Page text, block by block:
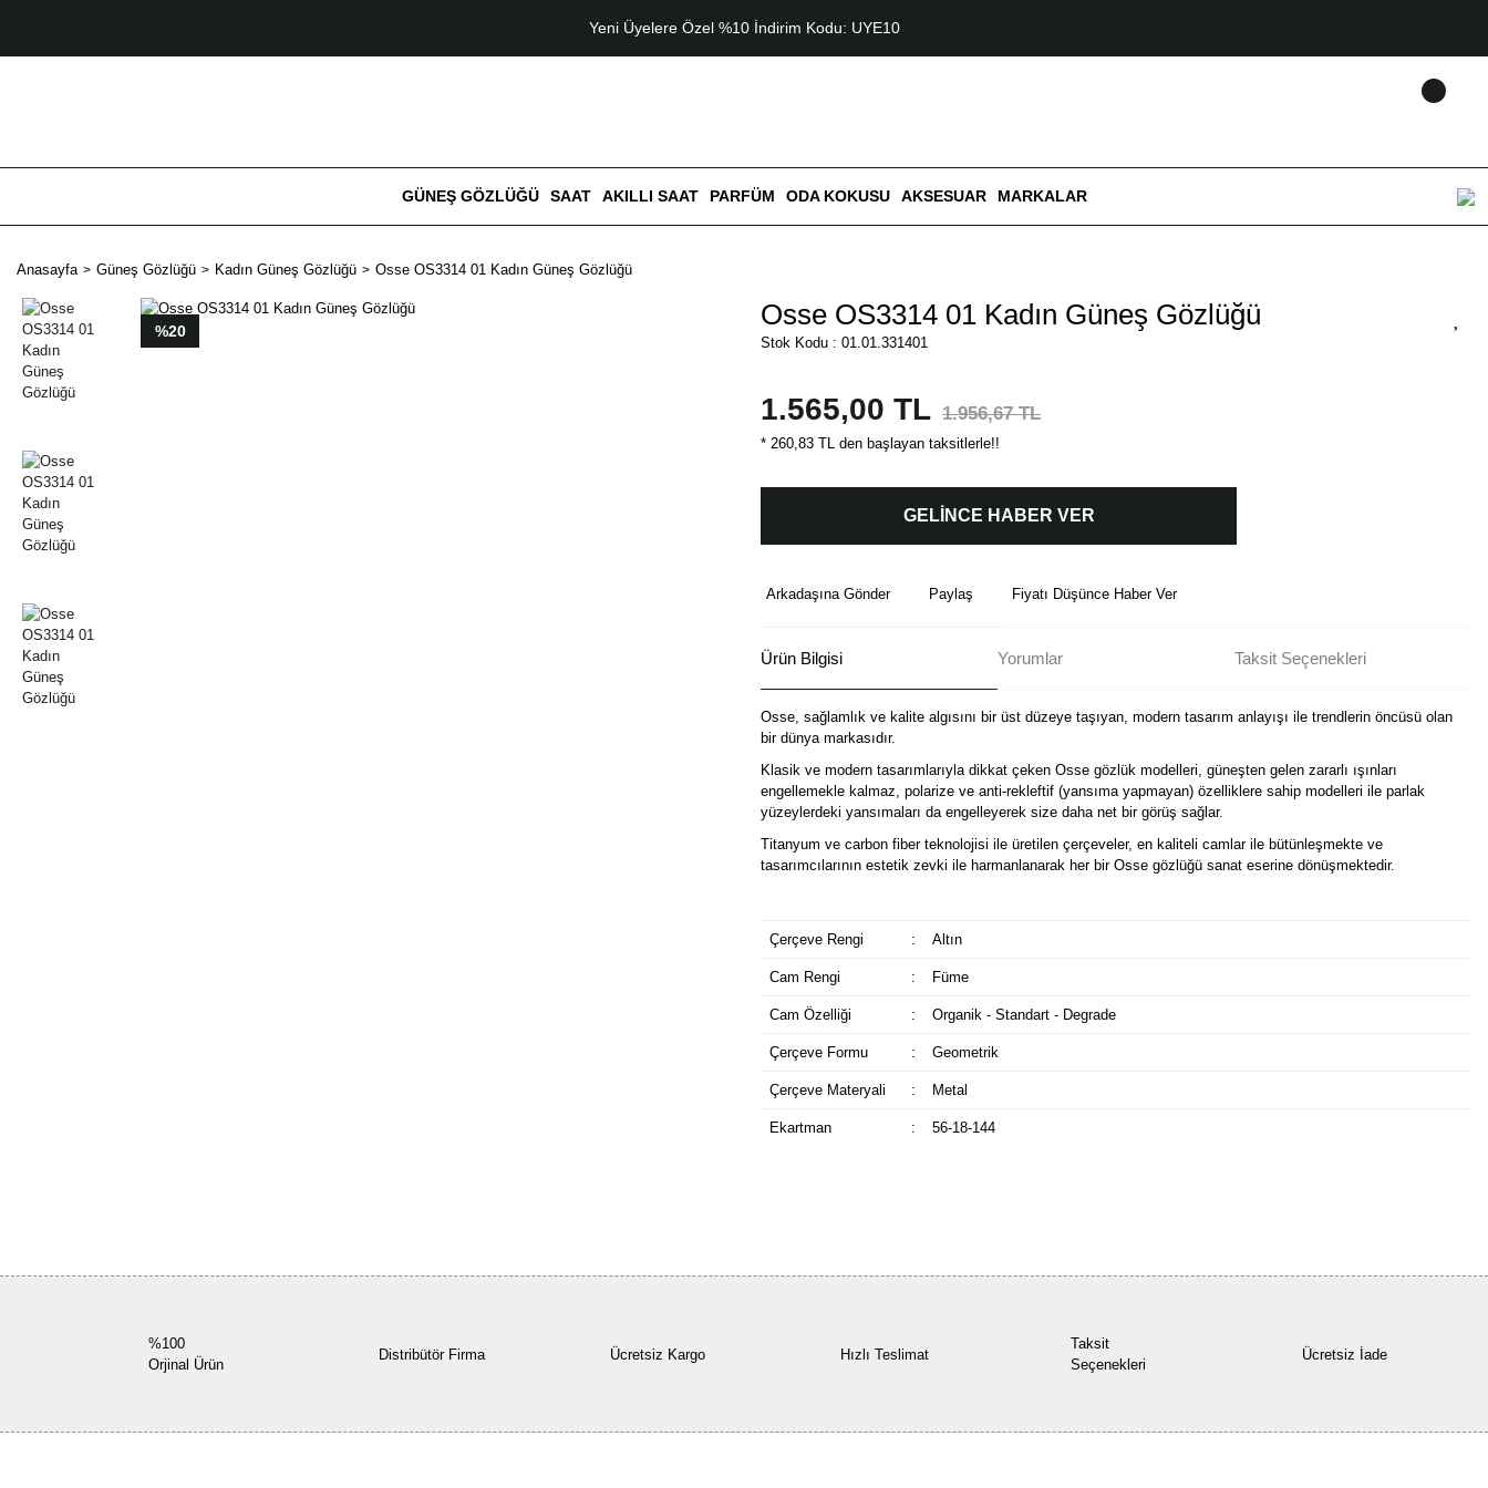
Yeni Üyelere Özel %10 İndirim Kodu: UYE10
GÜNEŞ GÖZLÜĞÜ SAAT AKILLI SAAT PARFÜM ODA KOKUSU AKSESUAR MARKALAR
Anasayfa Güneş Gözlüğü Kadın Güneş Gözlüğü Osse OS3314 01 Kadın Güneş Gözlüğü
%20 Osse OS3314 01 Kadın Güneş Gözlüğü
Stok Kodu : 01.01.331401
1.565,00 TL 1.956,67 TL
* 260,83 TL den başlayan taksitlerle!!
GELİNCE HABER VER
Arkadaşına Gönder Paylaş Fiyatı Düşünce Haber Ver
Ürün Bilgisi Yorumlar Taksit Seçenekleri
Osse, sağlamlık ve kalite algısını bir üst düzeye taşıyan, modern tasarım anlayışı ile trendlerin öncüsü olan
bir dünya markasıdır.
Klasik ve modern tasarımlarıyla dikkat çeken Osse gözlük modelleri, güneşten gelen zararlı ışınları
engellemekle kalmaz, polarize ve anti-rekleftif (yansıma yapmayan) özelliklere sahip modelleri ile parlak
yüzeylerdeki yansımaları da engelleyerek size daha net bir görüş sağlar.
Titanyum ve carbon fiber teknolojisi ile üretilen çerçeveler, en kaliteli camlar ile bütünleşmekte ve
tasarımcılarının estetik zevki ile harmanlanarak her bir Osse gözlüğü sanat eserine dönüşmektedir.
Çerçeve Rengi : Altın
Cam Rengi : Füme
Cam Özelliği : Organik - Standart - Degrade
Çerçeve Formu : Geometrik
Çerçeve Materyali : Metal
Ekartman : 56-18-144
%100
Orjinal Ürün
Distribütör Firma Ücretsiz Kargo Hızlı Teslimat
Taksit
Seçenekleri
Ücretsiz İade